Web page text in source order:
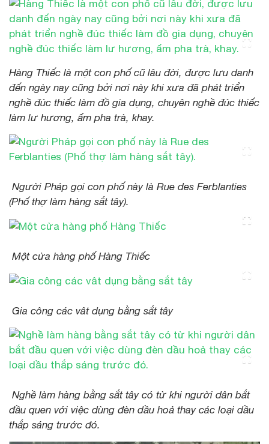
Hàng Thiếc là một con phố cũ lâu đời, được lưu danh
đến ngày nay cũng bởi nơi này khi xưa đã phát triển
nghề đúc thiếc làm đồ gia dụng, chuyên nghề đúc thiếc
làm lư hương, ấm pha trà, khay.
Người Pháp gọi con phố này là Rue des Ferblanties
(Phố thợ làm hàng sắt tây).
Một cửa hàng phố Hàng Thiếc
Gia công các vât dụng bằng sắt tây
Nghề làm hàng bằng sắt tây có từ khi người dân bắt
đầu quen với việc dùng đèn dầu hoả thay các loại dầu
thắp sáng trước đó.